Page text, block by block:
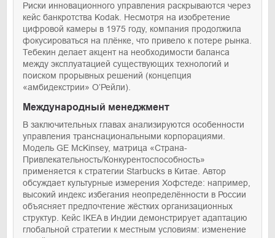
Риски инновационного управления раскрываются через
кейс банкротства Kodak. Несмотря на изобретение
цифровой камеры в 1975 году, компания продолжила
фокусироваться на плёнке, что привело к потере рынка.
Тебекин делает акцент на необходимости баланса
между эксплуатацией существующих технологий и
поиском прорывных решений (концепция
«амбидекстрии» О’Рейли).
Международный менеджмент
В заключительных главах анализируются особенности
управления транснациональными корпорациями.
Модель GE McKinsey, матрица «Страна-
Привлекательность/Конкурентоспособность»
применяется к стратегии Starbucks в Китае. Автор
обсуждает культурные измерения Хофстеде: например,
высокий индекс избегания неопределённости в России
объясняет предпочтение жёстких организационных
структур. Кейс IKEA в Индии демонстрирует адаптацию
глобальной стратегии к местным условиям: изменение